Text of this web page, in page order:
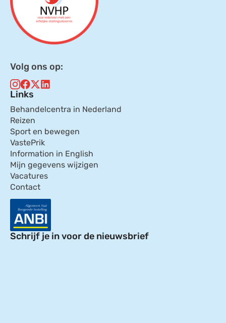
Volg ons op:
Links
Behandelcentra in Nederland
Reizen
Sport en bewegen
VastePrik
Information in English
Mijn gegevens wijzigen
Vacatures
Contact
Schrijf je in voor de nieuwsbrief